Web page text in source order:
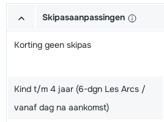
Skipasaanpassingen
Korting geen skipas
Kind t/m 4 jaar (6-dgn Les Arcs /
vanaf dag na aankomst)